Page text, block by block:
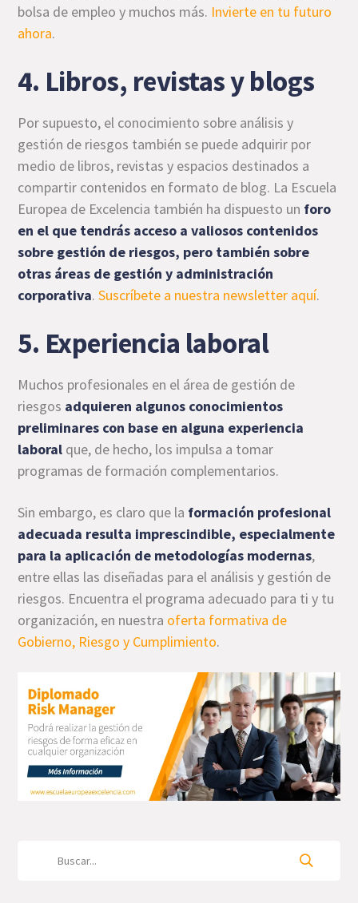
bolsa de empleo y muchos más. Invierte en tu futuro
ahora.
4. Libros, revistas y blogs
Por supuesto, el conocimiento sobre análisis y
gestión de riesgos también se puede adquirir por
medio de libros, revistas y espacios destinados a
compartir contenidos en formato de blog. La Escuela
Europea de Excelencia también ha dispuesto un foro
en el que tendrás acceso a valiosos contenidos
sobre gestión de riesgos, pero también sobre
otras áreas de gestión y administración
corporativa.Suscríbete a nuestra newsletter aquí.
5. Experiencia laboral
Muchos profesionales en el área de gestión de
riesgos adquieren algunos conocimientos
preliminares con base en alguna experiencia
laboral que, de hecho, los impulsa a tomar
programas de formación complementarios.
Sin embargo, es claro que la formación profesional
adecuada resulta imprescindible, especialmente
para la aplicación de metodologías modernas,
entre ellas las diseñadas para el análisis y gestión de
riesgos. Encuentra el programa adecuado para ti y tu
organización, en nuestra oferta formativa de
Gobierno, Riesgo y Cumplimiento.